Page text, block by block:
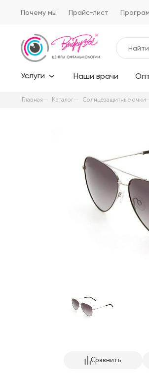
Почему мы Прайс-лист
Услуги Наши врачи
Главная Каталог Солнцезащитные очки
Сравнить